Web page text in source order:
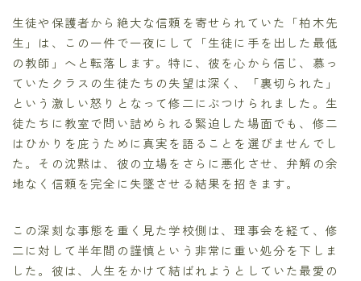
生徒や保護者から絶大な信頼を寄せられていた「柏木先
生」は、この一件で一夜にして「生徒に手を出した最低
の教師」へと転落します。特に、彼を心から信じ、慕っ
ていたクラスの生徒たちの失望は深く、「裏切られた」
という激しい怒りとなって修二にぶつけられました。生
徒たちに教室で問い詰められる緊迫した場面でも、修二
はひかりを庇うために真実を語ることを選びませんでし
た。その沈黙は、彼の立場をさらに悪化させ、弁解の余
地なく信頼を完全に失墜させる結果を招きます。
この深刻な事態を重く見た学校側は、理事会を経て、修
二に対して半年間の謹慎という非常に重い処分を下しま
した。彼は、人生をかけて結ばれようとしていた最愛の